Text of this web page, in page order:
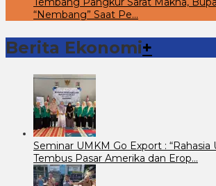
“Nembang” Saat Pe…
Berita Ekonomi+
Seminar UMKM Go Export : “Rahasia
Tembus Pasar Amerika dan Erop…